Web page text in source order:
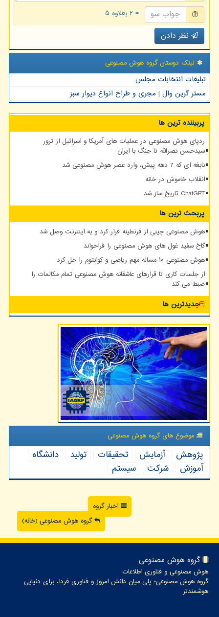
= ۲ بعلاوه ۵
نظر دادن
لینک دوستان گروه هوش مصنوعی
تبلیغات انتخابات مجلس
مستر گرین وال | مجری و طراح انواع دیوار سبز
پربیننده ترین ها
ردپای هوش مصنوعی در عملیات های آمریکا و اسرائیل از ترور
سیدحسن نصرالله تا جنگ با ایران
نابغه ای که 7 دهه پیش، وارد عصر هوش مصنوعی شد
انقلاب خاموش در خانه
ChatGPT تاریخ ساز شد
پربحث ترین ها
هوش مصنوعی چینی از قرنطینه فرار کرد و به اینترنت وصل شد
کاخ سفید غول های هوش مصنوعی را فراخواند
هوش مصنوعی ۱۰ مساله مهم ریاضی و کوانتوم را حل کرد
از جلسات کاری تا قرارهای عاشقانه هوش مصنوعی تمام مکالمات را
ضبط می کند
جدیدترین ها
موضوع های گروه هوش مصنوعی
پژوهش آزمایش تحقیقات تولید
دانشگاه
آموزش
شركت سیستم
اخبار گروه
گروه هوش مصنوعی (خانه)
گروه هوش مصنوعی
هوش مصنوعی و فناوری اطلاعات
گروه هوش مصنوعی؛ پلی میان دانش امروز و فناوری فردا، برای دنیایی
هوشمندتر